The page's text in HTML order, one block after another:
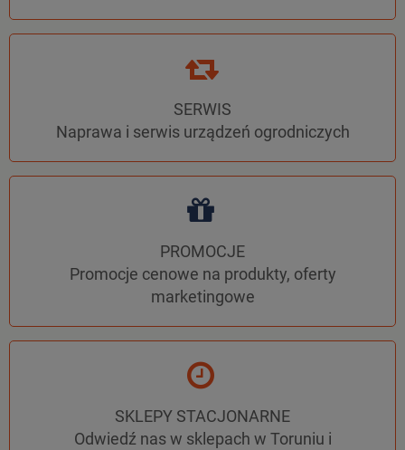
SERWIS
Naprawa i serwis urządzeń ogrodniczych
PROMOCJE
Promocje cenowe na produkty, oferty
marketingowe
SKLEPY STACJONARNE
Odwiedź nas w sklepach w Toruniu i